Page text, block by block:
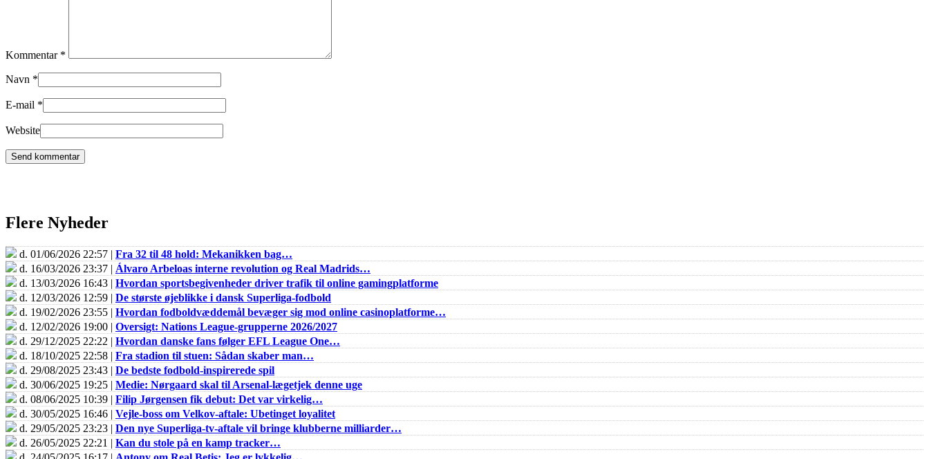
Kommentar *
Navn *
E-mail *
Website
Flere Nyheder
d. 01/06/2026 22:57 | Fra 32 til 48 hold: Mekanikken bag…
d. 16/03/2026 23:37 | Álvaro Arbeloas interne revolution og Real Madrids…
d. 13/03/2026 16:43 | Hvordan sportsbegivenheder driver trafik til online gamingplatforme
d. 12/03/2026 12:59 | De største øjeblikke i dansk Superliga-fodbold
d. 19/02/2026 23:55 | Hvordan fodboldvæddemål bevæger sig mod online casinoplatforme…
d. 12/02/2026 19:00 | Oversigt: Nations League-grupperne 2026/2027
d. 29/12/2025 22:22 | Hvordan danske fans følger EFL League One…
d. 18/10/2025 22:58 | Fra stadion til stuen: Sådan skaber man…
d. 29/08/2025 23:43 | De bedste fodbold-inspirerede spil
d. 30/06/2025 19:25 | Medie: Nørgaard skal til Arsenal-lægetjek denne uge
d. 08/06/2025 10:39 | Filip Jørgensen fik debut: Det var virkelig…
d. 30/05/2025 16:46 | Vejle-boss om Velkov-aftale: Ubetinget loyalitet
d. 29/05/2025 23:23 | Den nye Superliga-tv-aftale vil bringe klubberne milliarder…
d. 26/05/2025 22:21 | Kan du stole på en kamp tracker…